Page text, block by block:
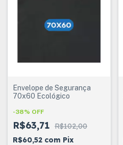
Envelope de Segurança
70x60 Ecológico
-38% OFF
R$63,71 R$102,00
R$60,52 com Pix